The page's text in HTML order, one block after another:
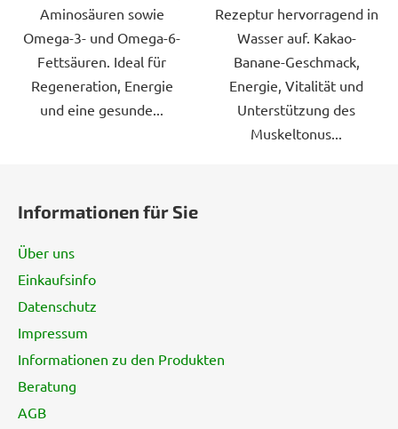
Aminosäuren sowie
Omega-3- und Omega-6-
Fettsäuren. Ideal für
Regeneration, Energie
und eine gesunde...
Rezeptur hervorragend in
Wasser auf. Kakao-
Banane-Geschmack,
Energie, Vitalität und
Unterstützung des
Muskeltonus...
Informationen für Sie
Über uns
Einkaufsinfo
Datenschutz
Impressum
Informationen zu den Produkten
Beratung
AGB